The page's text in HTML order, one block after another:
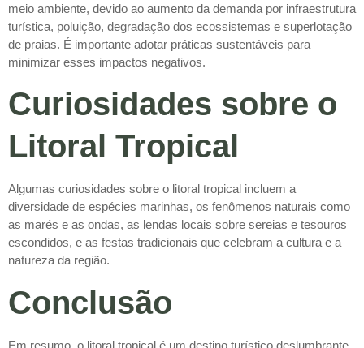
meio ambiente, devido ao aumento da demanda por infraestrutura
turística, poluição, degradação dos ecossistemas e superlotação
de praias. É importante adotar práticas sustentáveis para
minimizar esses impactos negativos.
Curiosidades sobre o
Litoral Tropical
Algumas curiosidades sobre o litoral tropical incluem a
diversidade de espécies marinhas, os fenômenos naturais como
as marés e as ondas, as lendas locais sobre sereias e tesouros
escondidos, e as festas tradicionais que celebram a cultura e a
natureza da região.
Conclusão
Em resumo, o litoral tropical é um destino turístico deslumbrante,